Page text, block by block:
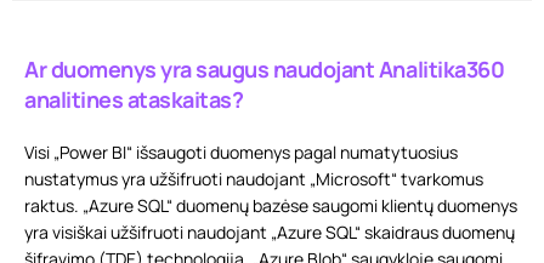
Ar duomenys yra saugus naudojant Analitika360
analitines ataskaitas?
Visi „Power BI“ išsaugoti duomenys pagal numatytuosius
nustatymus yra užšifruoti naudojant „Microsoft“ tvarkomus
raktus. „Azure SQL“ duomenų bazėse saugomi klientų duomenys
yra visiškai užšifruoti naudojant „Azure SQL“ skaidraus duomenų